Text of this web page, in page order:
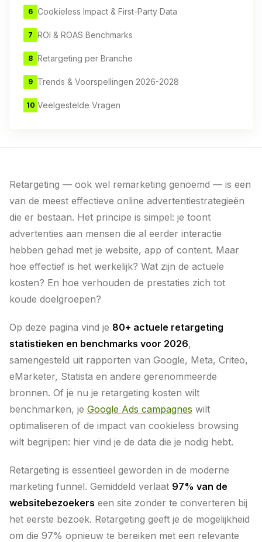
6 Cookieless Impact & First-Party Data
7 ROI & ROAS Benchmarks
8 Retargeting per Branche
9 Trends & Voorspellingen 2026-2028
10 Veelgestelde Vragen
Retargeting — ook wel remarketing genoemd — is een
van de meest effectieve online advertentiestrategieën
die er bestaan. Het principe is simpel: je toont
advertenties aan mensen die al eerder interactie
hebben gehad met je website, app of content. Maar
hoe effectief is het werkelijk? Wat zijn de actuele
kosten? En hoe verhouden de prestaties zich tot
koude doelgroepen?
Op deze pagina vind je 80+ actuele retargeting
statistieken en benchmarks voor 2026,
samengesteld uit rapporten van Google, Meta, Criteo,
eMarketer, Statista en andere gerenommeerde
bronnen. Of je nu je retargeting kosten wilt
benchmarken, je Google Ads campagnes wilt
optimaliseren of de impact van cookieless browsing
wilt begrijpen: hier vind je de data die je nodig hebt.
Retargeting is essentieel geworden in de moderne
marketing funnel. Gemiddeld verlaat 97% van de
websitebezoekers een site zonder te converteren bij
het eerste bezoek. Retargeting geeft je de mogelijkheid
om die 97% opnieuw te bereiken met een relevante